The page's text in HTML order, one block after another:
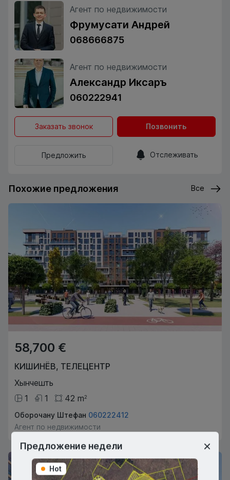
Агент по недвижимости
Фрумусати Андрей
068666875
Агент по недвижимости
Александр Иксаръ
060222941
Заказать звонок Позвонить
Предложить Отслеживать
Похожие предложения Все
58,700 €
КИШИНЁВ, ТЕЛЕЦЕНТР
Хынчешть
1
1 42 m2
Оборочану Штефан 060222412
Агент по недвижимости
Предложение недели
Hot